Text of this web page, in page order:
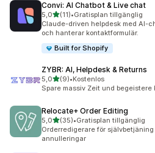
Convi: AI Chatbot & Live chat
5,0av 5 stjärnor
(11)
11 recensioner totalt
•Gratisplan tillgänglig
Claude-driven helpdesk med AI-
och hanterar kontaktformulär.
Built for Shopify
ZYBR: AI, Helpdesk & Returns
5,0av 5 stjärnor
(9)
9 recensioner totalt
•Kostenlos
Spare massiv Zeit und
Relocate+ Order Editing
5,0av 5 stjärnor
(35)
35 recensioner totalt
•Gratisplan tillgänglig
Orderredigerare för
annulleringar